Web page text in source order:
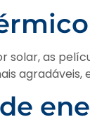
solar, as